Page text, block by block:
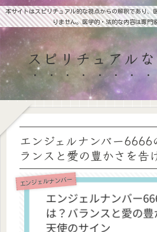
本サイトはスピリチュアル的な視点からの解釈であり、
りません。医学的・法的な内容は専門
スピリチュアル
エンジェルナンバー
ランスと愛の豊かさを告
エンジェルナンバー